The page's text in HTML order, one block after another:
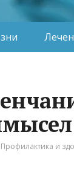
Профилактика и